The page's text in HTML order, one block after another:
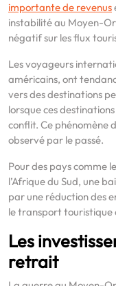
importante de revenus
instabilité au Moyen-
négatif sur les flux
Les voyageurs
américains, ont
vers des destinations
lorsque ces
conflit. Ce phénomène
observé par le passé.
Pour des pays comme
l’Afrique du Sud, une
par une réduction des
le transport touristique
Les
retrait